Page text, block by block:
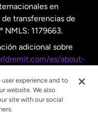
en
transferencias de
NMLS: 1179663.
adicional sobre
es/about-
experience and to
website. We also
site with our social